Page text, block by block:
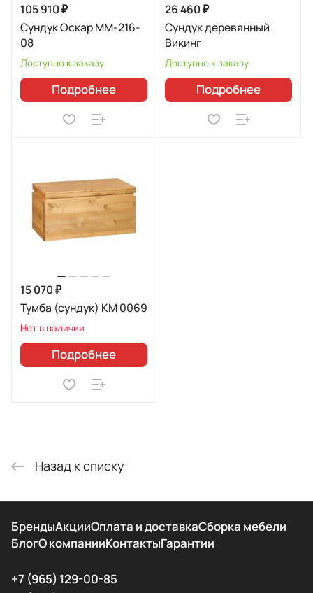
105 910 ₽
Сундук Оскар ММ-216-
08
Доступно к заказу
Подробнее
26 460 ₽
Сундук деревянный
Викинг
Доступно к заказу
Подробнее
15 070 ₽
Тумба (сундук) КМ 0069
Нет в наличии
Подробнее
Назад к списку
БрендыАкцииОплата и доставкаСборка мебели
БлогО компанииКонтактыГарантии
+7 (965) 129-00-85